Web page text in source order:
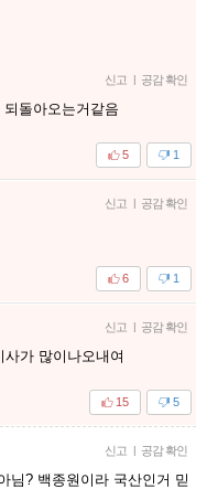
신고 | 공감 확인
돌아오는거같음
1
5
신고 | 공감 확인
1
6
신고 | 공감 확인
가 많이나오내여
5
15
신고 | 공감 확인
님? 백종원이라 국산인거 믿